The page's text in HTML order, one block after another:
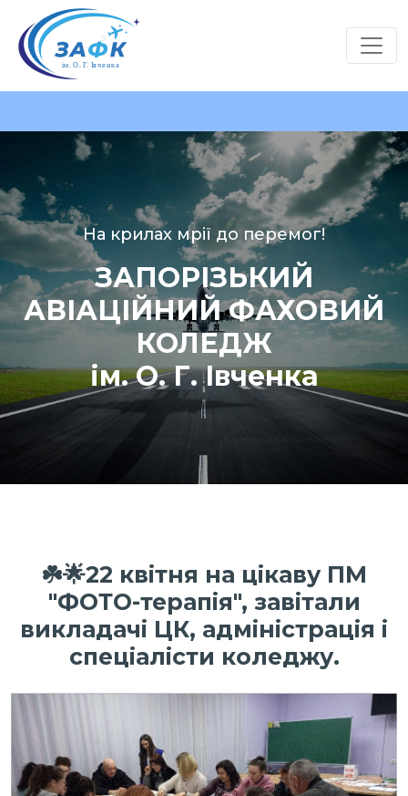
На крилах мрії до перемог!
ЗАПОРІЗЬКИЙ
АВІАЦІЙНИЙ ФАХОВИЙ
КОЛЕДЖ
ім. О. Г. Івченка
☘️🌟22 квітня на цікаву ПМ
"ФОТО-терапія", завітали
викладачі ЦК, адміністрація і
спеціалісти коледжу.